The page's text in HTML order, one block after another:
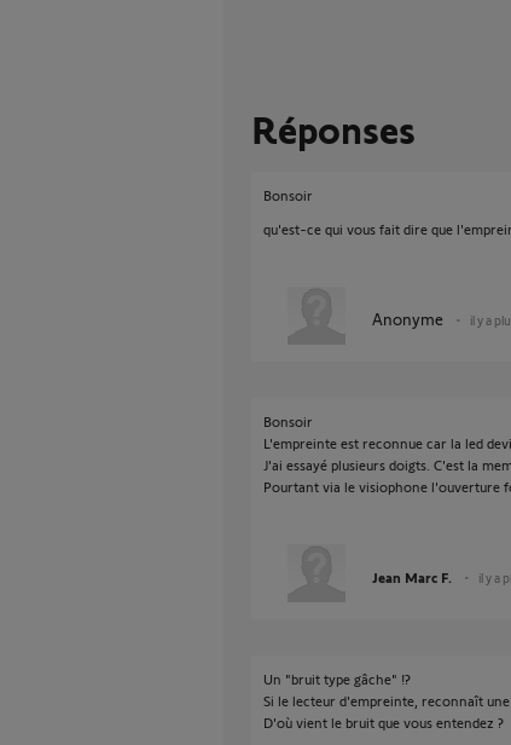
Réponses
Bonsoir
qu'est-ce qui vous fait dire que
Anonyme il y a
Bonsoir
L'empreinte est reconnue car la led
J'ai essayé plusieurs doigts. C'est la
Pourtant via le visiophone l'ouverture
Jean Marc F. il y a
Un "bruit type gâche" !?
Si le lecteur d'empreinte, reconnaît
D'où vient le bruit que vous entendez ?